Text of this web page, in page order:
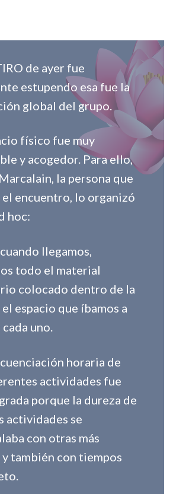
de ayer fue
estupendo esa fue la
global del grupo.
físico fue muy
y acogedor. Para ello,
la persona que
encuentro, lo organizó
hoc:
llegamos,
todo el material
colocado dentro de la
el espacio que íbamos a
uno.
horaria de
actividades fue
porque la dureza de
actividades se
con otras más
también con tiempos